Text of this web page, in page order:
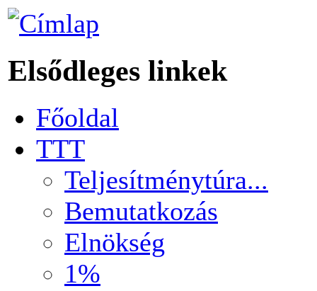
Elsődleges linkek
Főoldal
TTT
Teljesítménytúra...
Bemutatkozás
Elnökség
1%